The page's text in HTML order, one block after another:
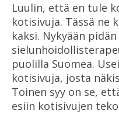
Luulin, että en tule
kotisivuja. Tässä ne
kaksi. Nykyään
puolilla Suomea.
kotisivuja, josta
Toinen syy on se,
esiin kotisivujen